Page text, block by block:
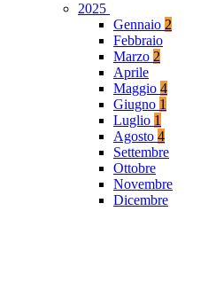
2025
Gennaio 2
Febbraio
Marzo 2
Aprile
Maggio 4
Giugno 1
Luglio 1
Agosto 4
Settembre
Ottobre
Novembre
Dicembre